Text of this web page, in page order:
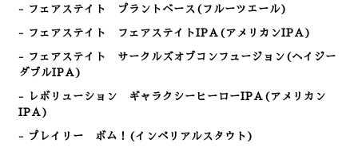
- フェアステイト プラントベース(フルーツエール)
- フェアステイト フェアステイトIPA(アメリカンIPA)
- フェアステイト サークルズオブコンフュージョン(ヘイジー
ダブルIPA)
- レボリューション ギャラクシーヒーローIPA(アメリカン
IPA)
- プレイリー ボム！(インペリアルスタウト)